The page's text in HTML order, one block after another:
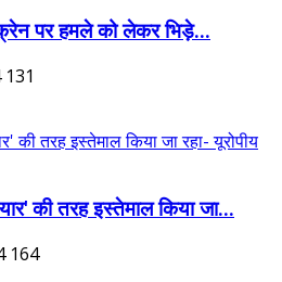
पर हमले को लेकर भिड़े...
131
की तरह इस्तेमाल किया जा...
164